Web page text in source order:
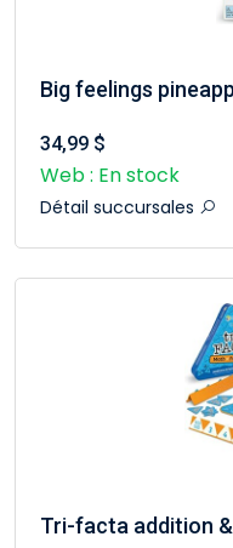
Big feelings
34,99 $
Web : En stock
Détail succursales
Tri-facta addition